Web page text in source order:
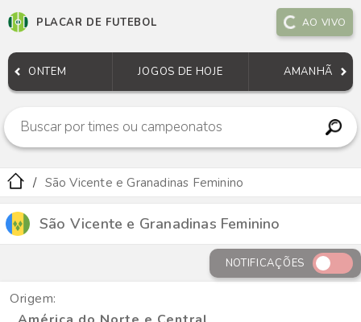
PLACAR DE FUTEBOL AO VIVO
ONTEM JOGOS DE HOJE AMANHÃ
São Vicente e Granadinas Feminino
São Vicente e Granadinas Feminino
NOTIFICAÇÕES
Origem: